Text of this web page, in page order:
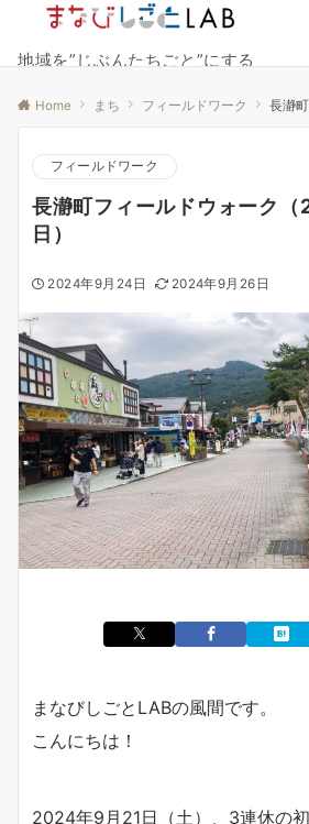
地域を”じぶんたちごと”にする
Home まち フィールドワーク 長瀞町
フィールドワーク
長瀞町フィールドウォーク
日）
2024年9月24日 2024年9月26日
まなびしごとLABの風間です。
こんにちは！
2024年9月21日（土）、3連休の